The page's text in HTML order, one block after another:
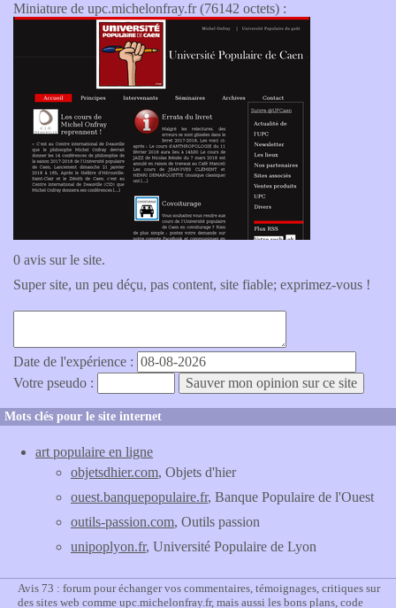
Miniature de upc.michelonfray.fr (76142 octets) :
0 avis sur le site.
Super site, un peu déçu, pas content, site fiable; exprimez-vous !
Date de l'expérience :
Votre pseudo :
Mots clés pour le site internet
art populaire en ligne
objetsdhier.com, Objets d'hier
ouest.banquepopulaire.fr, Banque Populaire de l'Ouest
outils-passion.com, Outils passion
unipoplyon.fr, Université Populaire de Lyon
Avis 73 : forum pour échanger vos commentaires, témoignages, critiques sur
des sites web comme upc.michelonfray.fr, mais aussi les bons plans, code